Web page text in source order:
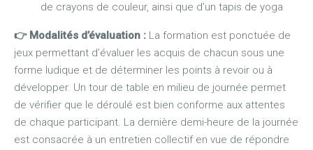
de crayons de couleur, ainsi que d’un tapis de yoga
👉 Modalités d’évaluation : La formation est ponctuée de
jeux permettant d’évaluer les acquis de chacun sous une
forme ludique et de déterminer les points à revoir ou à
développer. Un tour de table en milieu de journée permet
de vérifier que le déroulé est bien conforme aux attentes
de chaque participant. La dernière demi-heure de la journée
est consacrée à un entretien collectif en vue de répondre